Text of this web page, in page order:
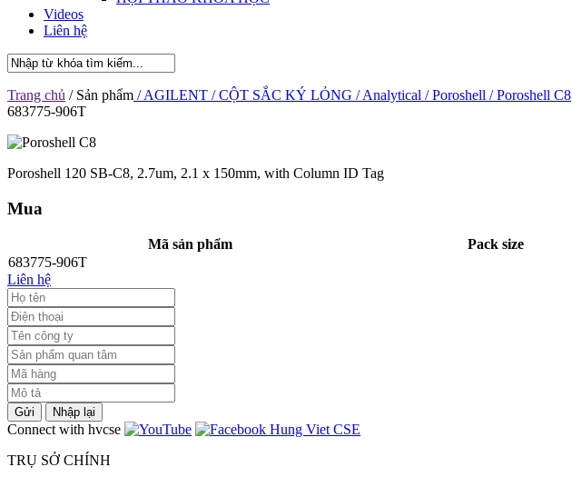
Videos
Liên hệ
Trang chủ / Sản phẩm / AGILENT / CỘT SẮC KÝ LỎNG / Analytical / Poroshell / Poroshell C8
683775-906T
Poroshell 120 SB-C8, 2.7um, 2.1 x 150mm, with Column ID Tag
Mua
Mã sản phẩm Pack size
683775-906T
Liên hệ
Gửi Nhập lại
Connect with hvcse
TRỤ SỞ CHÍNH